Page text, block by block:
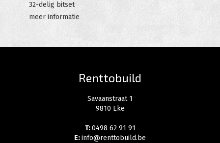
32-delig bitset
meer informatie
Renttobuild
Savaanstraat 1
9810 Eke
T:0498 62 91 91
E:info@renttobuild.be